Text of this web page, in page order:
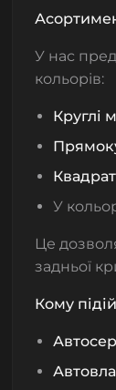
У нас
кольорів:
Круглі
У
Це
задньої
Кому